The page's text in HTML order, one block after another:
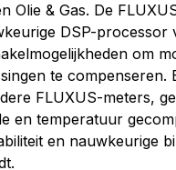
Olie & Gas. De
DSP-processor
om
te
FLUXUS-meters,
en temperatuur
en nauwkeurige